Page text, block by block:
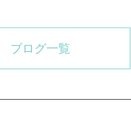
ブログ一覧